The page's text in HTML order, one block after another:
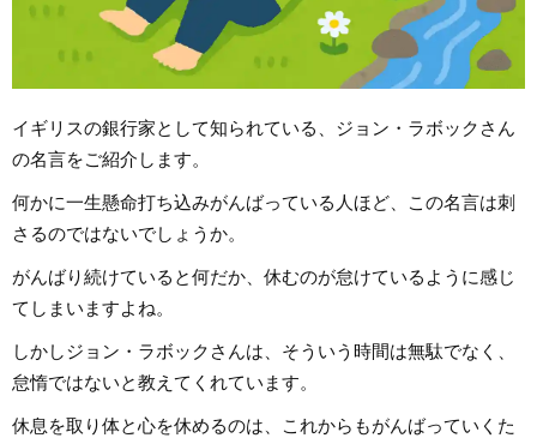
イギリスの銀行家として知られている、ジョン・ラボックさん
の名言をご紹介します。
何かに一生懸命打ち込みがんばっている人ほど、この名言は刺
さるのではないでしょうか。
がんばり続けていると何だか、休むのが怠けているように感じ
てしまいますよね。
しかしジョン・ラボックさんは、そういう時間は無駄でなく、
怠惰ではないと教えてくれています。
休息を取り体と心を休めるのは、これからもがんばっていくた